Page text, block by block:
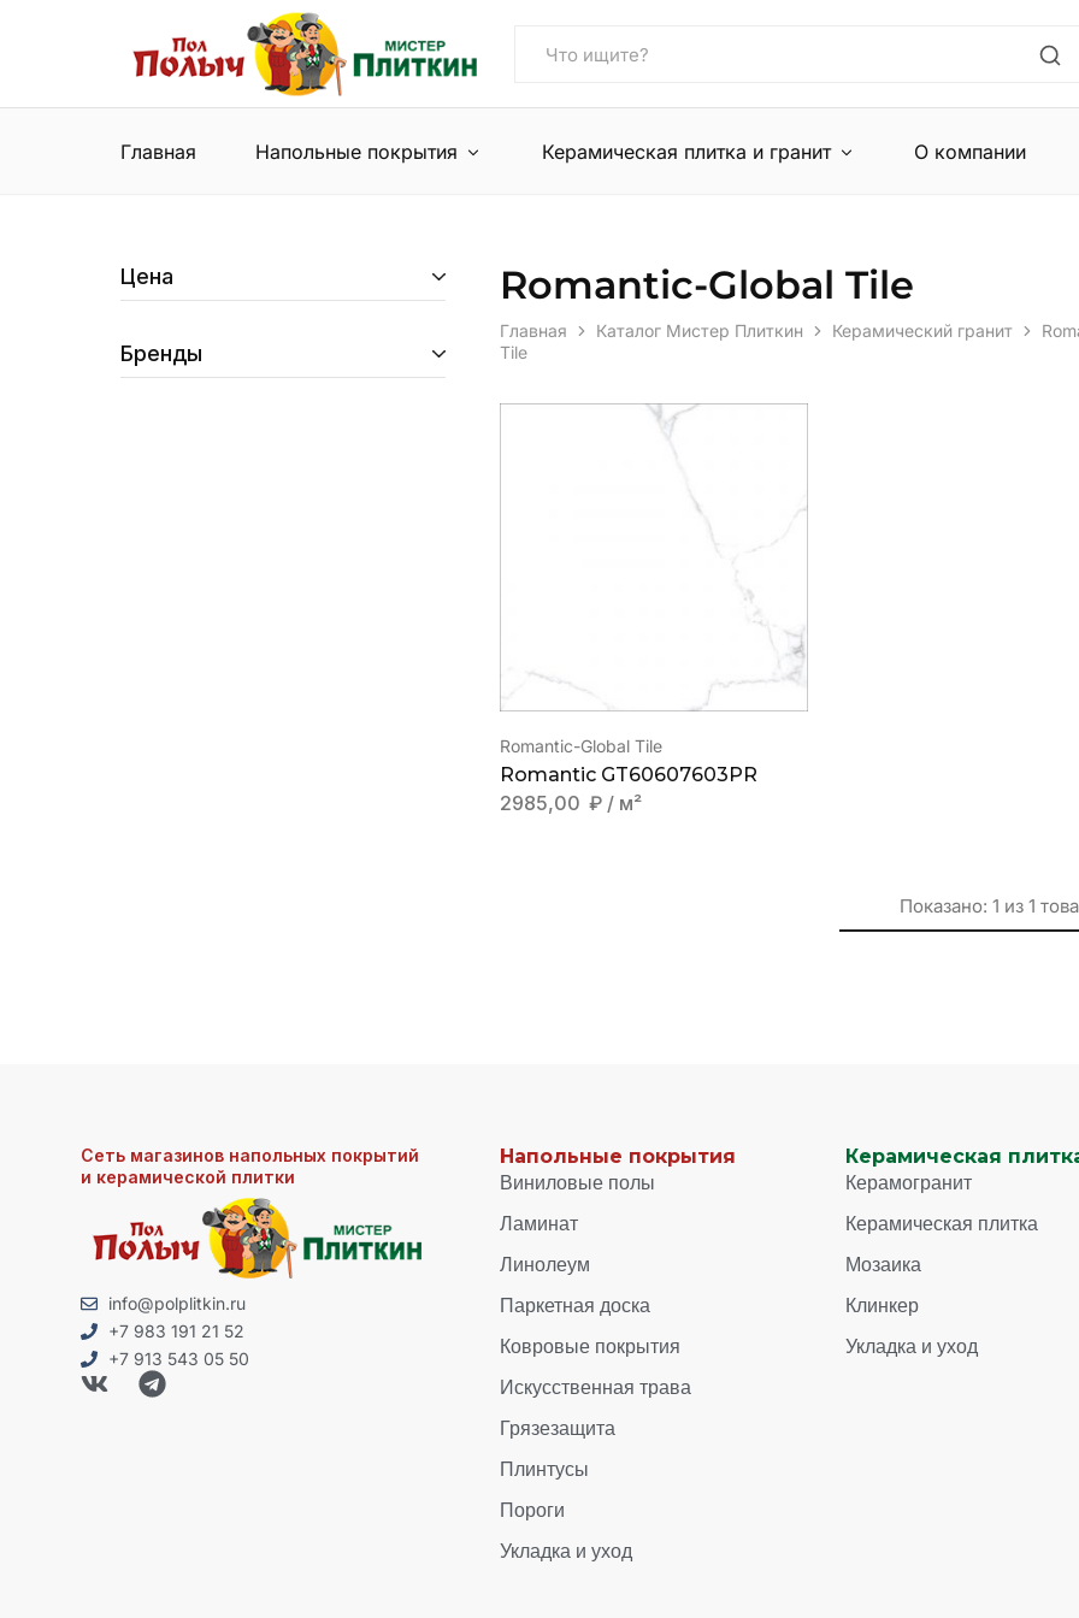
Пол
Полыч
Плиткин
Сеть
магазинов
и
керамической
Главная Напольные покрытия Керамическая плитка и гранит О компании
Romantic-Global Tile
Главная Каталог Мистер Плиткин Керамический гранит
Tile
Romantic-Global Tile
Romantic GT60607603PR
2985,00 ₽ / м²
Показано: 1 из 1
Цена
Бренды
Сеть магазинов напольных покрытий
и керамической плитки
info@polplitkin.ru
+7 983 191 21 52
+7 913 543 05 50
Напольные покрытия
Виниловые полы
Ламинат
Линолеум
Паркетная доска
Ковровые покрытия
Искусственная трава
Грязезащита
Плинтусы
Пороги
Укладка и уход
Керамическая
Керамогранит
Керамическая плитка
Мозаика
Клинкер
Укладка и уход